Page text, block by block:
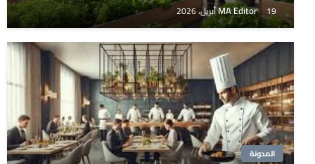
MA Editor 19 أبريل، 2026
المدونة